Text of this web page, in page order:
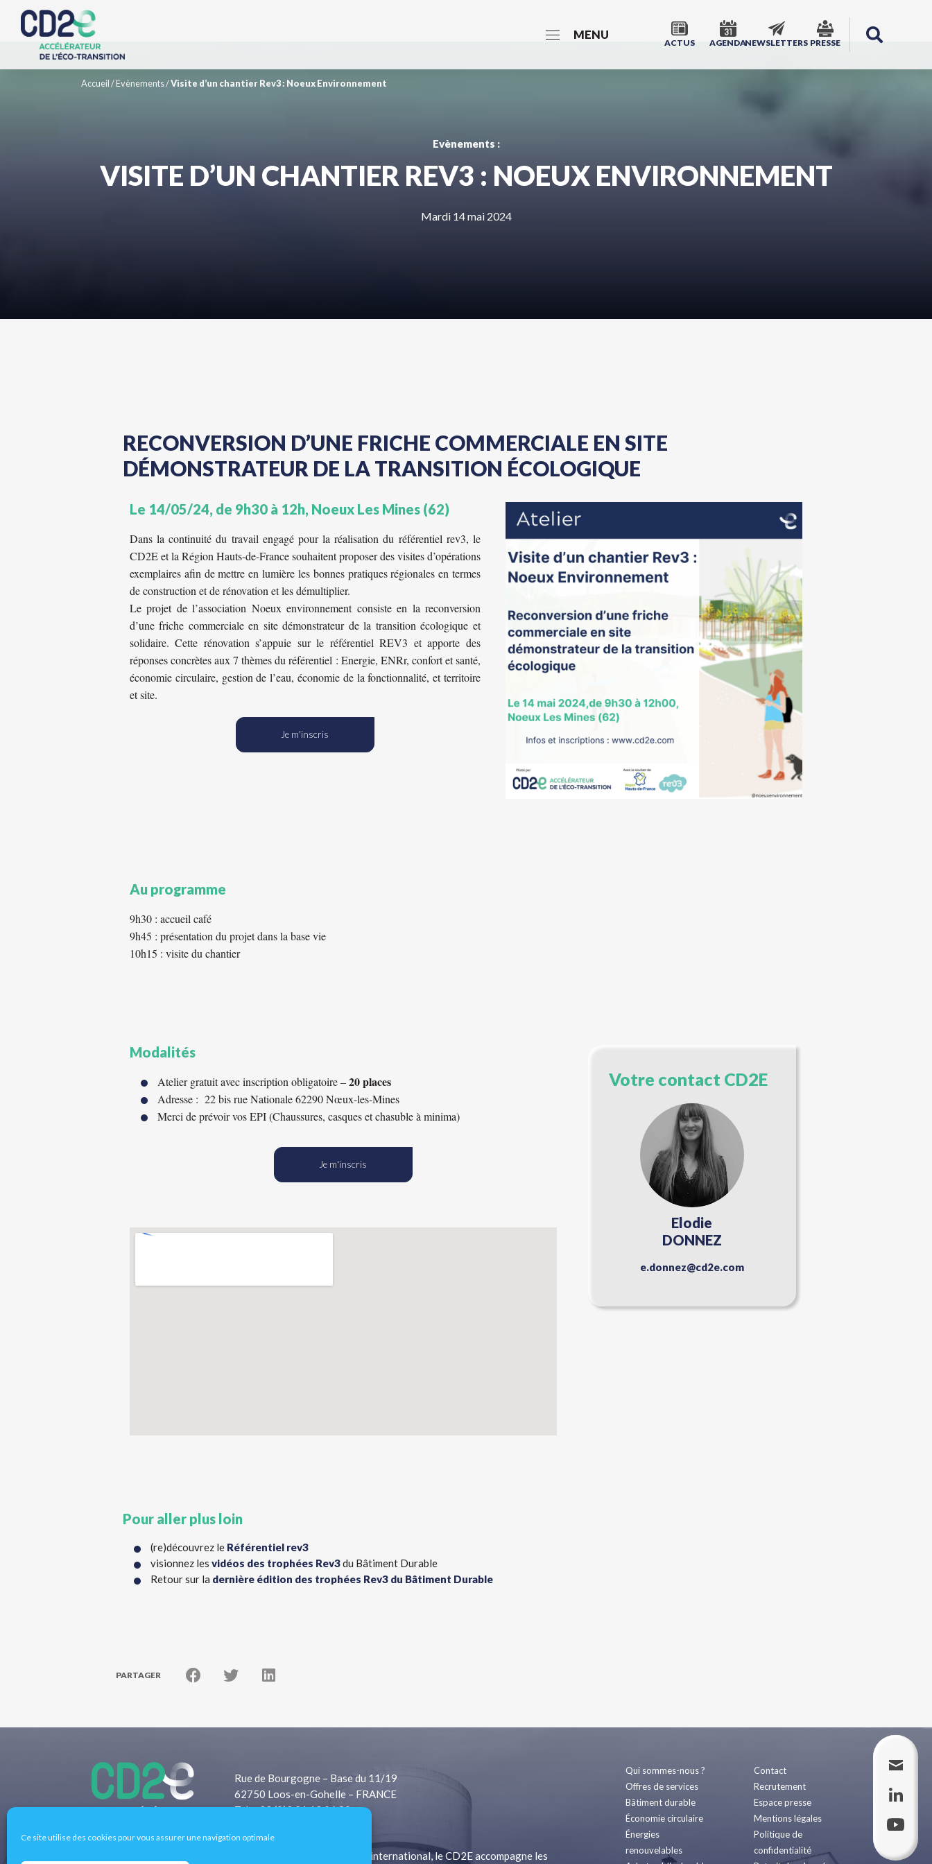
Ce site utilise des cookies pour vous assurer une navigation optimale
MENU
ACTUS AGENDANEWSLETTERS PRESSE
Accueil/Evènements/Visite d’un chantier Rev3 : Noeux Environnement
Evènements :
VISITE D’UN CHANTIER REV3 : NOEUX ENVIRONNEMENT
Mardi 14 mai 2024
RECONVERSION D’UNE FRICHE COMMERCIALE EN SITE
DÉMONSTRATEUR DE LA TRANSITION ÉCOLOGIQUE
Le 14/05/24, de 9h30 à 12h, Noeux Les Mines (62)
Dans la continuité du travail engagé pour la réalisation du référentiel rev3, le
CD2E et la Région Hauts-de-France souhaitent proposer des visites d’opérations
exemplaires afin de mettre en lumière les bonnes pratiques régionales en termes
de construction et de rénovation et les démultiplier.
Le projet de l’association Noeux environnement consiste en la reconversion
d’une friche commerciale en site démonstrateur de la transition écologique et
solidaire. Cette rénovation s’appuie sur le référentiel REV3 et apporte des
réponses concrètes aux 7 thèmes du référentiel : Energie, ENRr, confort et santé,
économie circulaire, gestion de l’eau, économie de la fonctionnalité, et territoire
et site.
Je m'inscris
Au programme
9h30 : accueil café
9h45 : présentation du projet dans la base vie
10h15 : visite du chantier
Modalités
Atelier gratuit avec inscription obligatoire –20 places
Adresse : 22 bis rue Nationale 62290 Nœux-les-Mines
Merci de prévoir vos EPI (Chaussures, casques et chasuble à minima)
Je m'inscris
Votre contact CD2E
Elodie
DONNEZ
e.donnez@cd2e.com
Pour aller plus loin
(re)découvrez le Référentiel rev3
visionnez les vidéos des trophées Rev3du Bâtiment Durable
Retour sur la dernière édition des trophées Rev3 du Bâtiment Durable
PARTAGER
Rue de Bourgogne – Base du 11/19
62750 Loos-en-Gohelle – FRANCE
Tel: +33 (0)3 21 13 06 80
Pôle d’excellence régional de l’éco-transition à rayonnement international, le CD2E accompagne les
Qui sommes-nous ?
Offres de services
Bâtiment durable
Économie circulaire
Énergies
renouvelables
Contact
Recrutement
Espace presse
Mentions légales
Politique de
confidentialité